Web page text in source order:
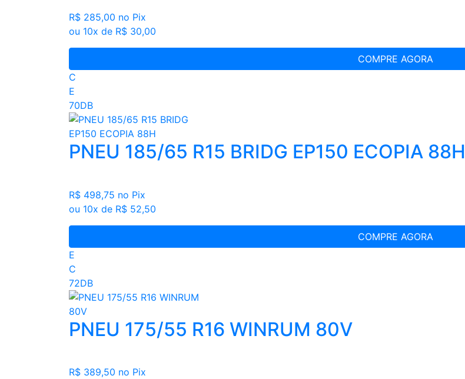
R$ 285,00 no Pix
ou 10x de R$ 30,00
COMPRE AGORA
C
E
70DB
PNEU 185/65 R15 BRIDG EP150 ECOPIA 88H
R$ 498,75 no Pix
ou 10x de R$ 52,50
COMPRE AGORA
E
C
72DB
PNEU 175/55 R16 WINRUM 80V
R$ 389,50 no Pix